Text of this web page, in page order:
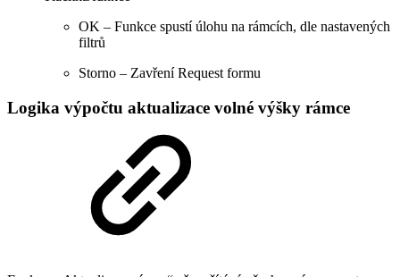
OK – Funkce spustí úlohu na rámcích, dle nastavených
filtrů
Storno – Zavření Request formu
Logika výpočtu aktualizace volné výšky rámce